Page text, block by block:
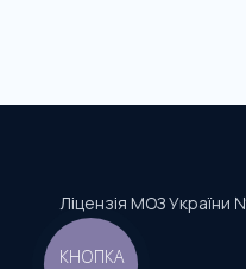
Ліцензія МОЗ України
КНОПКА